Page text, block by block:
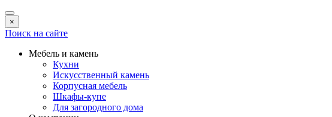
×
Поиск на сайте
Мебель и камень
Кухни
Искусственный камень
Корпусная мебель
Шкафы-купе
Для загородного дома